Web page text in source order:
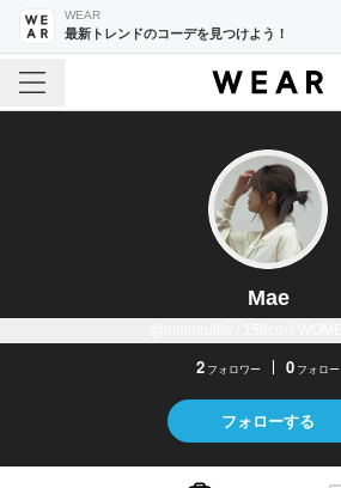
WEAR
最新トレンドのコーデを見つけよう！
Mae
2 フォロワー 0 フォロー
フォローする